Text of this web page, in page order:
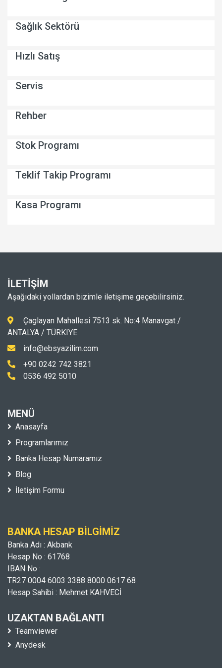
Sağlık Sektörü
Hızlı Satış
Servis
Rehber
Stok Programı
Teklif Takip Programı
Kasa Programı
İLETİŞİM
Aşağıdaki yollardan bizimle iletişime geçebilirsiniz.
Çaglayan Mahallesi 7513 sk. No:4 Manavgat /
ANTALYA / TÜRKIYE
info@ebsyazilim.com
+90 0242 742 3821
0536 492 5010
MENÜ
Anasayfa
Programlarımız
Banka Hesap Numaramız
Blog
İletişim Formu
BANKA HESAP BILGIMIZ
Banka Adı : Akbank
Hesap No : 61768
IBAN No :
TR27 0004 6003 3388 8000 0617 68
Hesap Sahibi : Mehmet KAHVECİ
UZAKTAN BAĞLANTI
Teamviewer
Anydesk